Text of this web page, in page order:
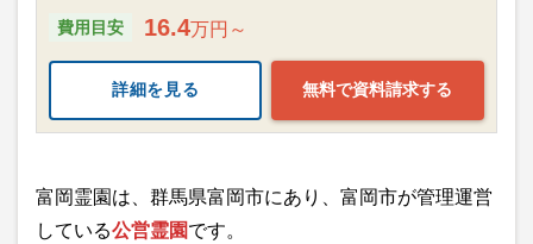
費用目安 16.4万円～
詳細を見る 無料で資料請求する
富岡霊園は、群馬県富岡市にあり、富岡市が管理運営
している公営霊園です。